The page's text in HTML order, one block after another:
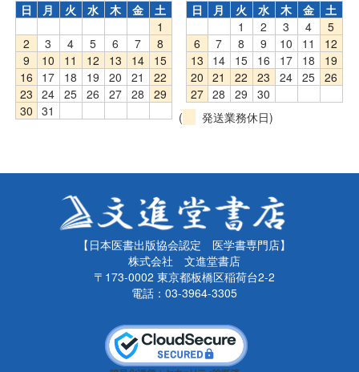
日
月 火 水 木 金
土
1
2
3 4 5 6 7
8
9
10 11 12 13 14
15
16
17 18 19 20 21
22
23
24 25 26 27 28
29
30
31
日
月 火 水 木 金
土
1
2 3 4
5
6
7 8 9 10 11
12
13
14 15 16 17 18
19
20
21 22 23 24 25
26
27 28 29
30
(
発送業務休日)
【日本医書出版協会認定 医学書専門店】
株式会社 文進堂書店
〒173-0002 東京都板橋区稲荷台2-2
電話：03-3964-3305